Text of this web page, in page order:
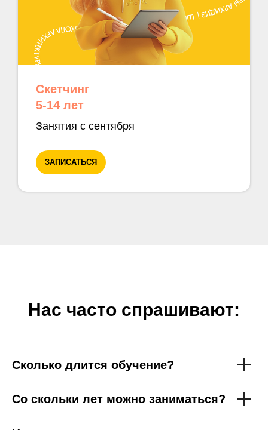
Скетчинг
5-14 лет
Занятия с сентября
ЗАПИСАТЬСЯ
Нас часто спрашивают:
Сколько длится обучение?
Со скольки лет можно заниматься?